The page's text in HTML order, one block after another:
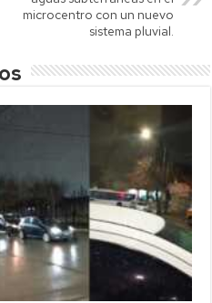
microcentro con un nuevo
sistema pluvial.